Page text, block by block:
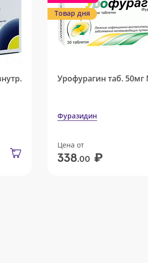
Товар дня
Урофурагин таб. 50мг
Фуразидин
Цена от
338.00 ₽